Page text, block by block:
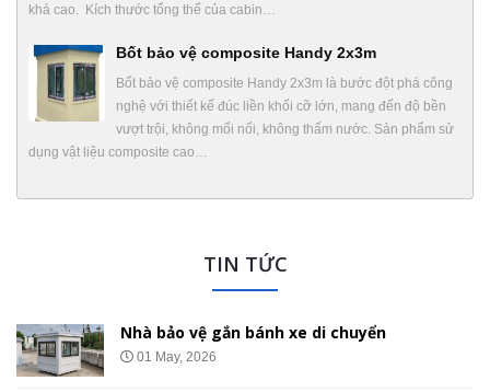
khá cao. Kích thước tổng thể của cabin…
Bốt bảo vệ composite Handy 2x3m
Bốt bảo vệ composite Handy 2x3m là bước đột phá công
nghệ với thiết kế đúc liền khối cỡ lớn, mang đến độ bền
vượt trội, không mối nối, không thấm nước. Sản phẩm sử
dụng vật liệu composite cao…
TIN TỨC
Nhà bảo vệ gắn bánh xe di chuyển
01 May, 2026